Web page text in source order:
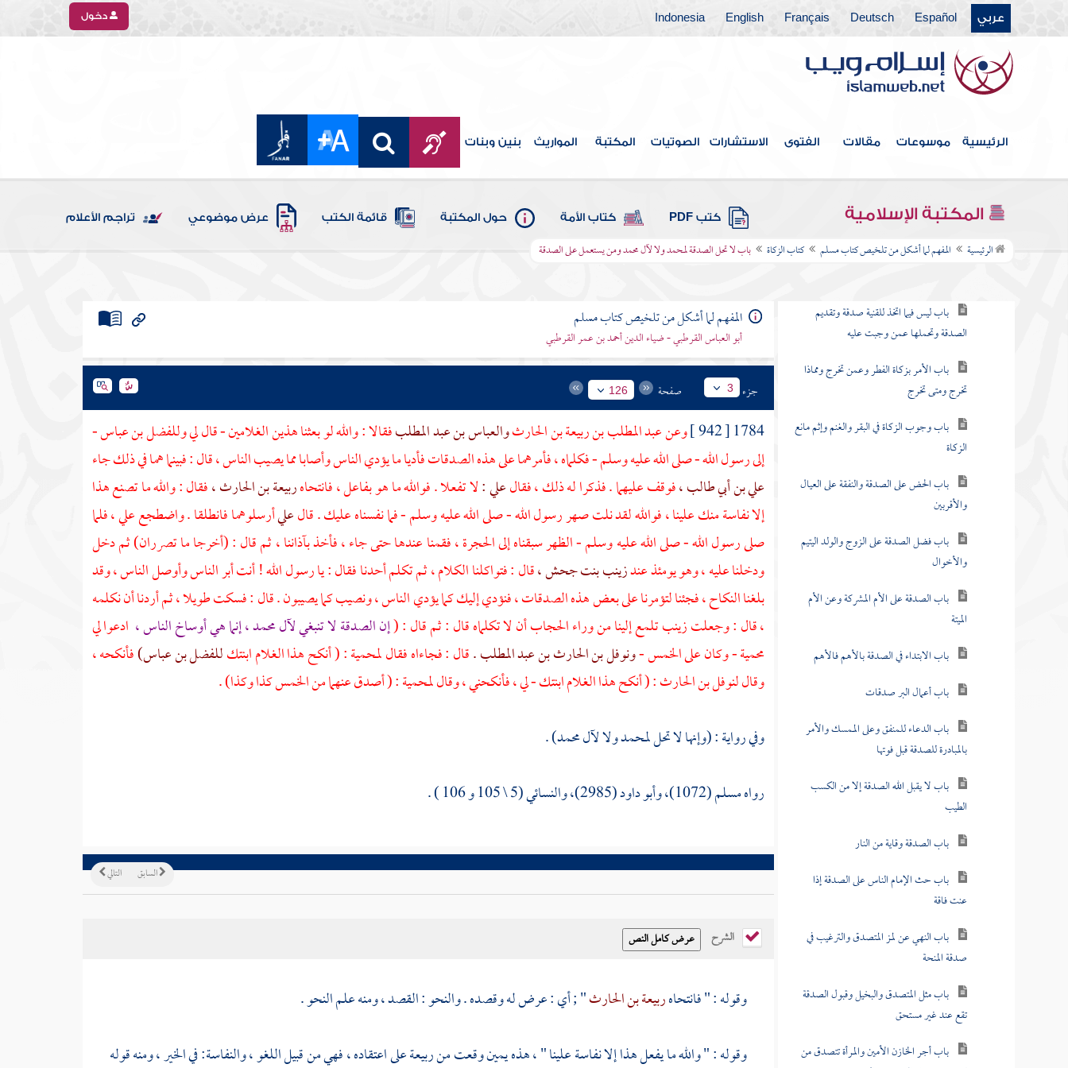
عربي Español
Deutsch
Français
English
Indonesia دخول
الرئيسية موسوعات مقالات الفتوى الاستشارات الصوتيات المكتبة المواريث بنين وبنات
المكتبة الإسلامية كتب PDF كتاب الأمة حول المكتبة قائمة الكتب عرض موضوعي تراجم الأعلام
الرئيسية المفهم لما أشكل من تلخيص كتاب مسلم كتاب الزكاة باب لا تحل الصدقة لمحمد ولا لآل محمد ومن يستعمل على الصدقة
أبواب فضائل القرآن وما يتعلق بها
كتاب الجمعة
أبواب صلاة العيدين
أبواب الاستسقاء
أبواب كسوف الشمس والقمر
كتاب الجنائز
كتاب الزكاة
باب ليس فيما اتخذ للقنية صدقة وتقديم
الصدقة وتحملها عمن وجبت عليه
باب الأمر بزكاة الفطر وعمن تخرج ومماذا
تخرج ومتى تخرج
باب وجوب الزكاة في البقر والغنم وإثم مانع
الزكاة
باب الحض على الصدقة والنفقة على العيال
والأقربين
باب فضل الصدقة على الزوج والولد اليتيم
والأخوال
باب الصدقة على الأم المشركة وعن الأم
الميتة
باب الابتداء في الصدقة بالأهم فالأهم
باب أعمال البر صدقات
باب الدعاء للمنفق وعلى الممسك والأمر
بالمبادرة للصدقة قبل فوتها
باب لا يقبل الله الصدقة إلا من الكسب
الطيب
باب الصدقة وقاية من النار
باب حث الإمام الناس على الصدقة إذا
عنت فاقة
باب النهي عن لمز المتصدق والترغيب في
صدقة المنحة
باب مثل المتصدق والبخيل وقبول الصدقة
تقع عند غير مستحق
باب أجر الخازن الأمين والمرأة تتصدق من
المفهم لما أشكل من تلخيص كتاب مسلم
أبو العباس القرطبي - ضياء الدين أحمد بن عمر القرطبي
جزء 3 صفحة 126
1784 [ 942 ] وعنعبد المطلب بن ربيعة بن الحارثوالعباس بن عبد المطلبفقالا : والله لو بعثنا هذين الغلامين - قال ليوللفضل بن عباس-
إلى رسول الله - صلى الله عليه وسلم - فكلماه ، فأمرهما على هذه الصدقات فأديا ما يؤدي الناس وأصابا مما يصيب الناس ، قال : فبينما هما في ذلك جاء
علي بن أبي طالب ،فوقف عليهما . فذكرا له ذلك ، فقالعلي :لا تفعلا . فوالله ما هو بفاعل ، فانتحاهربيعة بن الحارث ،فقال : والله ما تصنع هذا
إلا نفاسة منك علينا ، فوالله لقد نلت صهر رسول الله - صلى الله عليه وسلم - فما نفسناه عليك . قالعليأرسلوهما فانطلقا . واضطجععلي ،فلما
صلى رسول الله - صلى الله عليه وسلم - الظهر سبقناه إلى الحجرة ، فقمنا عندها حتى جاء ، فأخذ بآذاننا ، ثم قال : (أخرجا ما تصرران) ثم دخل
ودخلنا عليه ، وهو يومئذ عندزينب بنت جحش ،قال : فتواكلنا الكلام ، ثم تكلم أحدنا فقال : يا رسول الله ! أنت أبر الناس وأوصل الناس ، وقد
بلغنا النكاح ، فجئنا لتؤمرنا على بعض هذه الصدقات ، فنؤدي إليك كما يؤدي الناس ، ونصيب كما يصيبون . قال : فسكت طويلا ، ثم أردنا أن نكلمه
، قال : وجعلتزينبتلمع إلينا من وراء الحجاب أن لا تكلماه قال : ثم قال : (إن الصدقة لا تنبغي لآل محمد ، إنما هي أوساخ الناس ، ادعوا لي
محمية- وكان على الخمس -ونوفل بن الحارث بن عبد المطلب .قال : فجاءاه فقاللمحمية : (أنكح هذا الغلام ابنتكللفضل بن عباس)فأنكحه ،
وقاللنوفل بن الحارث : (أنكح هذا الغلام ابنتك - لي ، فأنكحني ، وقاللمحمية : (أصدق عنهما من الخمس كذا وكذا) .
وفي رواية : (وإنها لا تحل لمحمد ولا لآل محمد) .
رواه مسلم (1072)، وأبو داود (2985)، والنسائي (5 \ 105 و 106 ) .
التالي السابق
الشرح
وقوله : " فانتحاهربيعة بن الحارث" ; أي : عرض له وقصده . والنحو : القصد ، ومنه علم النحو .
وقوله : " والله ما يفعل هذا إلا نفاسة علينا " ، هذه يمين وقعت منربيعةعلى اعتقاده ، فهي من قبيل اللغو ، والنفاسة: في الخير ، ومنه قوله